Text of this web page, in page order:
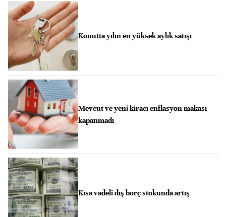
Konutta yılın en yüksek aylık satışı
Mevcut ve yeni kiracı enflasyon makası
kapanmadı
Kısa vadeli dış borç stokunda artış